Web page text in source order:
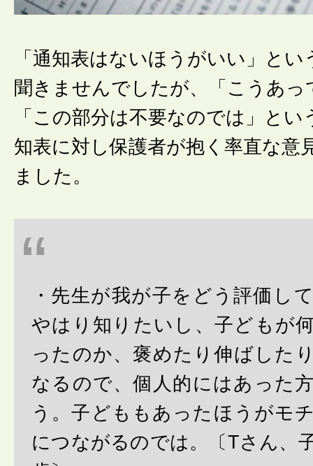
「通知表はないほうがいい」とい
聞きませんでしたが、「こうあっ
「この部分は不要なのでは」とい
知表に対し保護者が抱く率直な意
ました。
・先生が我が子をどう評価し
やはり知りたいし、子どもが
ったのか、褒めたり伸ばした
なるので、個人的にはあった
う。子どももあったほうがモ
につながるのでは。〔Tさん、